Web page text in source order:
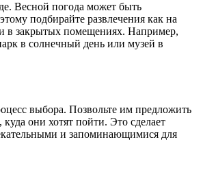
Весной погода может быть
подбирайте развлечения как на
в закрытых помещениях. Например,
в солнечный день или музей в
выбора. Позвольте им предложить
они хотят пойти. Это сделает
и запоминающимися для